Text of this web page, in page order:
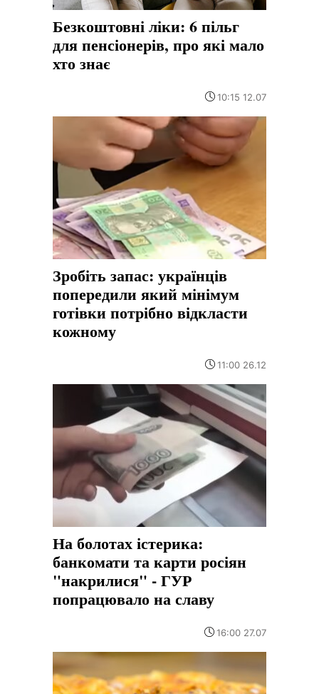
Безкоштовні ліки: 6 пільг
для пенсіонерів, про які мало
хто знає
10:15 12.07
Зробіть запас: українців
попередили який мінімум
готівки потрібно відкласти
кожному
11:00 26.12
На болотах істерика:
банкомати та карти росіян
"накрилися" - ГУР
попрацювало на славу
16:00 27.07